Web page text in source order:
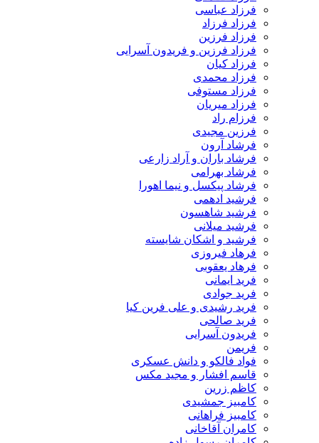
فرزاد عباسی
فرزاد فرزاد
فرزاد فرزین
فرزاد فرزین و فریدون آسرایی
فرزاد کیان
فرزاد محمدی
فرزاد مستوفی
فرزاد میریان
فرزام راد
فرزین مجیدی
فرشاد آرون
فرشاد باران و آراد زارعی
فرشاد بهرامی
فرشاد پیکسل و نیما اهورا
فرشید ادهمی
فرشید شاهسون
فرشید میلانی
فرشید و اشکان شایسته
فرهاد فیروزی
فرهاد یعقوبی
فرید ایمانی
فرید جوادی
فرید رشیدی و علی فرین کیا
فرید صالحی
فریدون آسرایی
فریمن
فواد فالکو و دانش عسکری
قاسم افشار و مجید مکس
کاظم زرین
کامبیز جمشیدی
کامبیز فراهانی
کامران آقاخانی